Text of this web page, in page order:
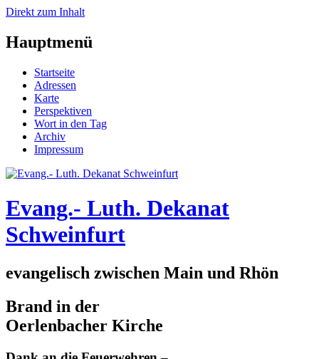
Direkt zum Inhalt
Hauptmenü
Startseite
Adressen
Karte
Perspektiven
Wort in den Tag
Archiv
Impressum
Evang.- Luth. Dekanat
Schweinfurt
evangelisch zwischen Main und Rhön
Brand in der
Oerlenbacher Kirche